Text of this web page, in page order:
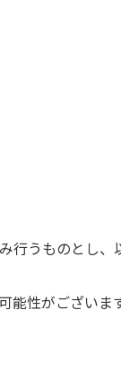
行うものとし
能性がございます